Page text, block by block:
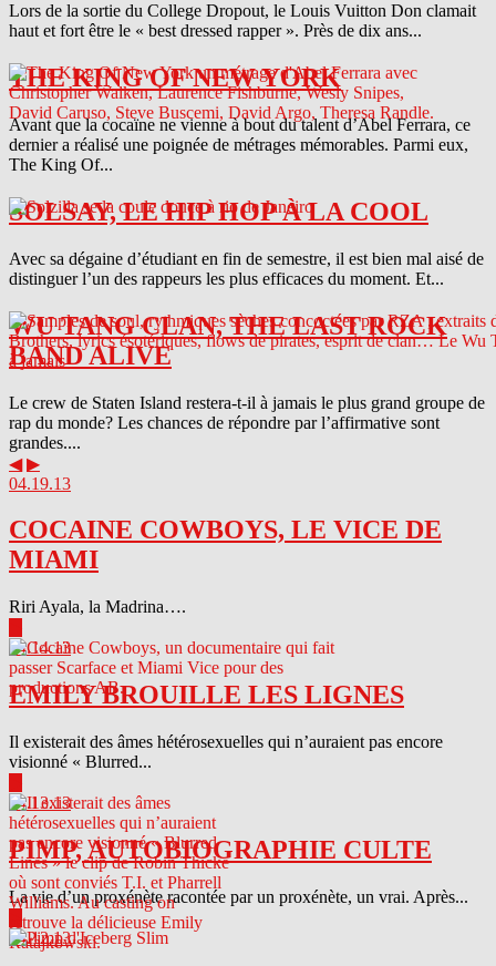
Lors de la sortie du College Dropout, le Louis Vuitton Don clamait
haut et fort être le « best dressed rapper ». Près de dix ans...
THE KING OF NEW YORK
Avant que la cocaïne ne vienne à bout du talent d’Abel Ferrara, ce
dernier a réalisé une poignée de métrages mémorables. Parmi eux,
The King Of...
SOLSAY, LE HIP HOP À LA COOL
Avec sa dégaine d’étudiant en fin de semestre, il est bien mal aisé de
distinguer l’un des rappeurs les plus efficaces du moment. Et...
WU TANG CLAN, THE LAST ROCK
BAND ALIVE
Le crew de Staten Island restera-t-il à jamais le plus grand groupe de
rap du monde? Les chances de répondre par l’affirmative sont
grandes....
◀ ▶
04.19.13
COCAINE COWBOYS, LE VICE DE
MIAMI
Riri Ayala, la Madrina….
04.14.13
EMILY BROUILLE LES LIGNES
Il existerait des âmes hétérosexuelles qui n’auraient pas encore
visionné « Blurred...
04.13.13
PIMP, AUTOBIOGRAPHIE CULTE
La vie d’un proxénète racontée par un proxénète, un vrai. Après...
04.12.13